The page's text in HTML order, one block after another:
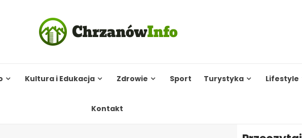
Kultura i Edukacja Zdrowie Sport Turystyka Lifestyle
Kontakt